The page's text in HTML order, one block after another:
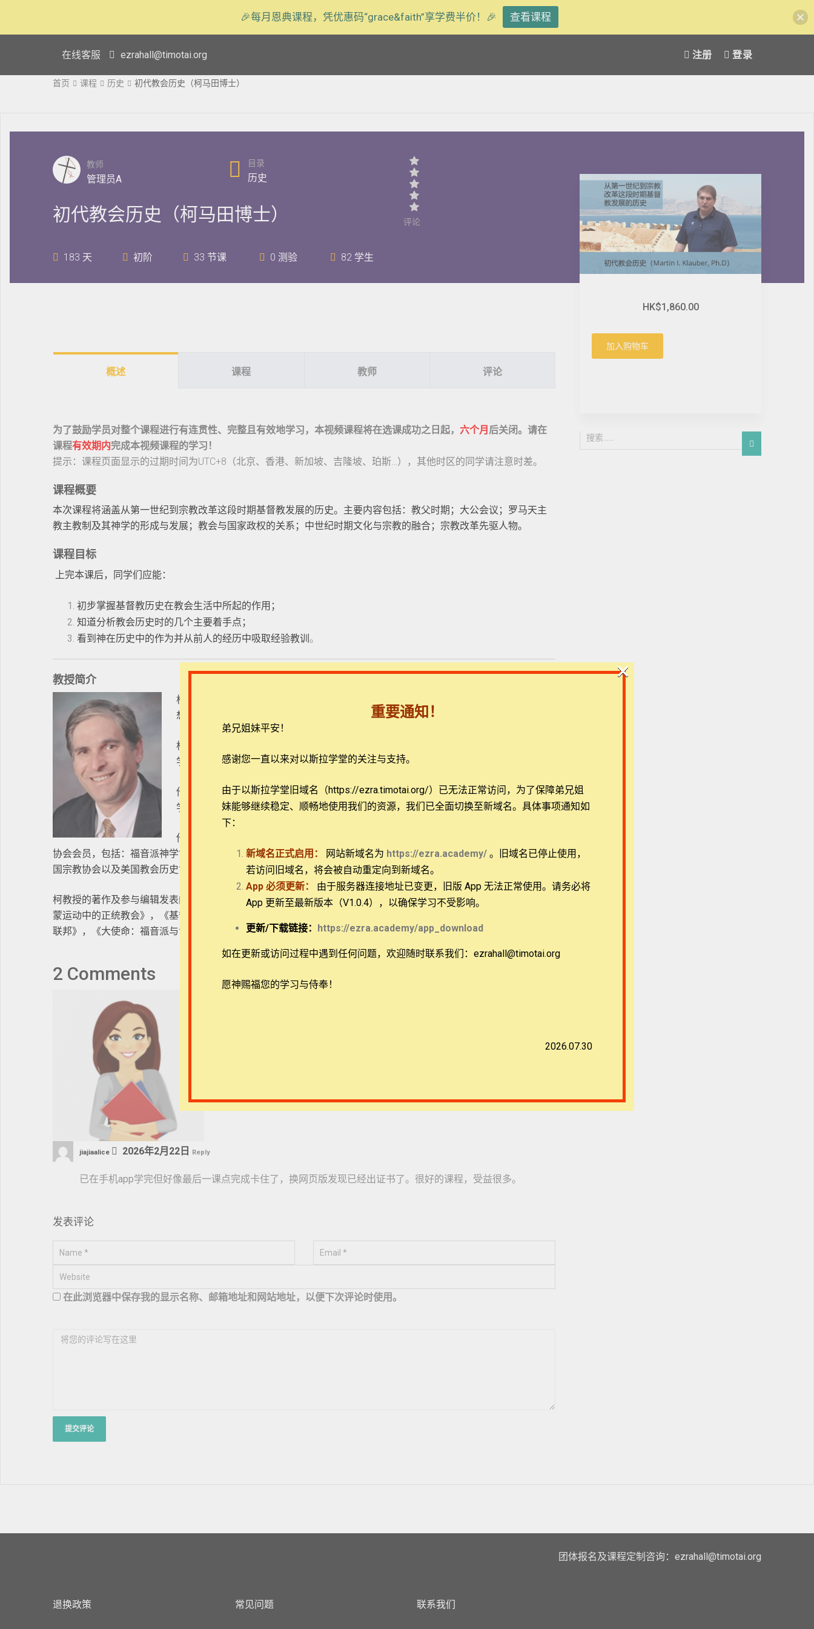
在线客服 ezrahall@timotai.org 注册 登录
首页 课程 历史 初代教会历史（柯马田博士）
教师
管理员A
目录
历史
评论
初代教会历史（柯马田博士）
183 天 初阶 33 节课 0 测验 82 学生
概述 课程 教师 评论
为了鼓励学员对整个课程进行有连贯性、完整且有效地学习，本视频课程将在选课成功之日起， 六个月 后关闭。请在
课程有效期内完成本视频课程的学习！
提示：课程页面显示的过期时间为UTC+8（北京、香港、新加坡、吉隆坡、珀斯…），其他时区的同学请注意时差。
课程概要
本次课程将涵盖从第一世纪到宗教改革这段时期基督教发展的历史。主要内容包括：教父时期；大公会议；罗马天主
教主教制及其神学的形成与发展；教会与国家政权的关系；中世纪时期文化与宗教的融合；宗教改革先驱人物。
课程目标
上完本课后，同学们应能：
初步掌握基督教历史在教会生活中所起的作用；
知道分析教会历史时的几个主要着手点；
看到神在历史中的作为并从前人的经历中吸取经验教训 。
教授简介
柯博士从 1987 年开始在美国伊利诺伊州的三一神学院任教至今，任教会历史及基督教思
想史教授。
柯教授还曾在多所神学院校授课，其中有：北园神学院，北方浸信会神学院， 厄巴纳神
学院，自由神学院以及爱荷华大学。
他在纽约大学获历史学士与法语学士学位，在三一神学院获教会历史硕士学位及道学硕士
学位。在威斯康辛大学就读时，柯博士获得欧洲历史硕士与博士学位。
他的专业领域包括：中世纪历史，宗教改革，宗教改革后期的改革神学。 柯教授是多家
协会会员，包括：福音派神学协会，基督教信仰与历史会议，美国历史协会，16 世纪研究协会，加尔文研究协会，美
国宗教协会以及美国教会历史协会。
柯教授的著作及参与编辑发表的作品有：《从宗教改革经院神学到泛新教主义：雅科斯（1671-1737）与日内瓦学院启
蒙运动中的正统教会》，《基督教传统中的历史学家们》，《基督教经典90 天》，《认识日内瓦：1564-1864 基督教
联邦》，《大使命：福音派与世界宣教史》。他目前正负责编辑《法国更正派神学：从亨利十四到南特诏书》。
2 Comments
jiajiaalice 2026年2月22日 Reply
已在手机app学完但好像最后一课点完成卡住了，换网页版发现已经出证书了。很好的课程，受益很多。
发表评论
在此浏览器中保存我的显示名称、邮箱地址和网站地址，以便下次评论时使用。
HK$1,860.00
加入购物车
团体报名及课程定制咨询：ezrahall@timotai.org
退换政策 常见问题 联系我们
重要通知！
弟兄姐妹平安！
感谢您一直以来对以斯拉学堂的关注与支持。
由于以斯拉学堂旧域名（https://ezra.timotai.org/）已无法正常访问， 为了保障弟兄姐
妹能够继续稳定、顺畅地使用我们的资源，我们已全面切换至新域名。具体事项通知如
下：
新域名正式启用： 网站新域名为 https://ezra.academy/ 。旧域名已停止使用，
若访问旧域名，将会被自动重定向到新域名。
App 必须更新：
由于服务器连接地址已变更，旧版 App 无法正常使用。请务必将
App 更新至最新版本（V1.0.4），以确保学习不受影响。
更新/下载链接： https://ezra.academy/app_download
如在更新或访问过程中遇到任何问题，欢迎随时联系我们：ezrahall@timotai.org
愿神赐福您的学习与侍奉！
2026.07.30
×
🎉每月恩典课程，凭优惠码“grace&faith”享学费半价！🎉 查看课程